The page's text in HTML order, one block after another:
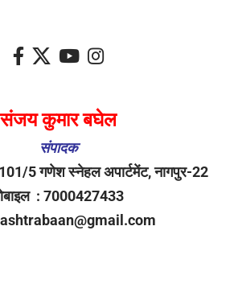
संजय कुमार बघेल
संपादक
101/5 गणेश स्नेहल अपार्टमेंट, नागपुर-22
: 7000427433